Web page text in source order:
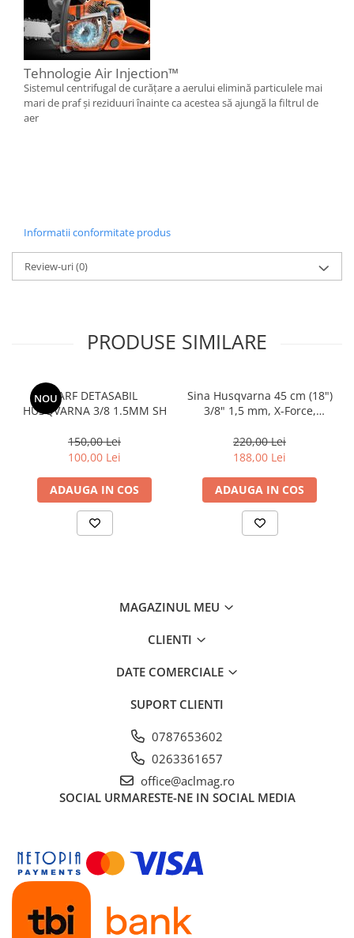
Tehnologie Air Injection™
Sistemul centrifugal de curățare a aerului elimină particulele mai
mari de praf și reziduuri înainte ca acestea să ajungă la filtrul de
aer
Informatii conformitate produs
Review-uri(0)
PRODUSE SIMILARE
NOUVARF DETASABIL
HUSQVARNA 3/8 1.5MM SH
150,00 Lei
100,00 Lei
ADAUGA IN COS
Sina Husqvarna 45 cm (18")
3/8" 1,5 mm, X-Force,
220,00 Lei
188,00 Lei
ADAUGA IN COS
MAGAZINUL MEU
CLIENTI
DATE COMERCIALE
SUPORT CLIENTI
0787653602
0263361657
office@aclmag.ro
SOCIAL URMARESTE-NE IN SOCIAL MEDIA